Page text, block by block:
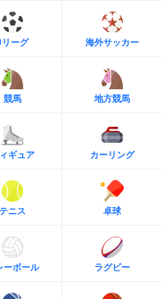
ーグ 海外サッカー
競馬 地方競馬
ギュア カーリング
テニス 卓球
ーボール ラグビー